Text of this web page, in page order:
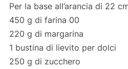
Per la base all’arancia di 22
450 g di farina 00
220 g di margarina
1 bustina di lievito per dolci
250 g di zucchero